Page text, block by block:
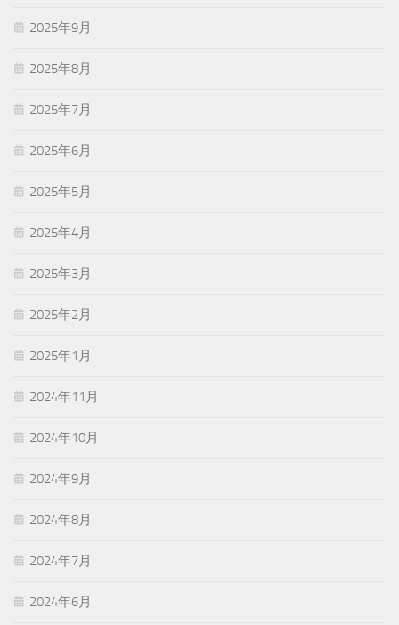
2025年9月
2025年8月
2025年7月
2025年6月
2025年5月
2025年4月
2025年3月
2025年2月
2025年1月
2024年11月
2024年10月
2024年9月
2024年8月
2024年7月
2024年6月